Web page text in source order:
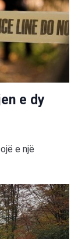
e dy
e një